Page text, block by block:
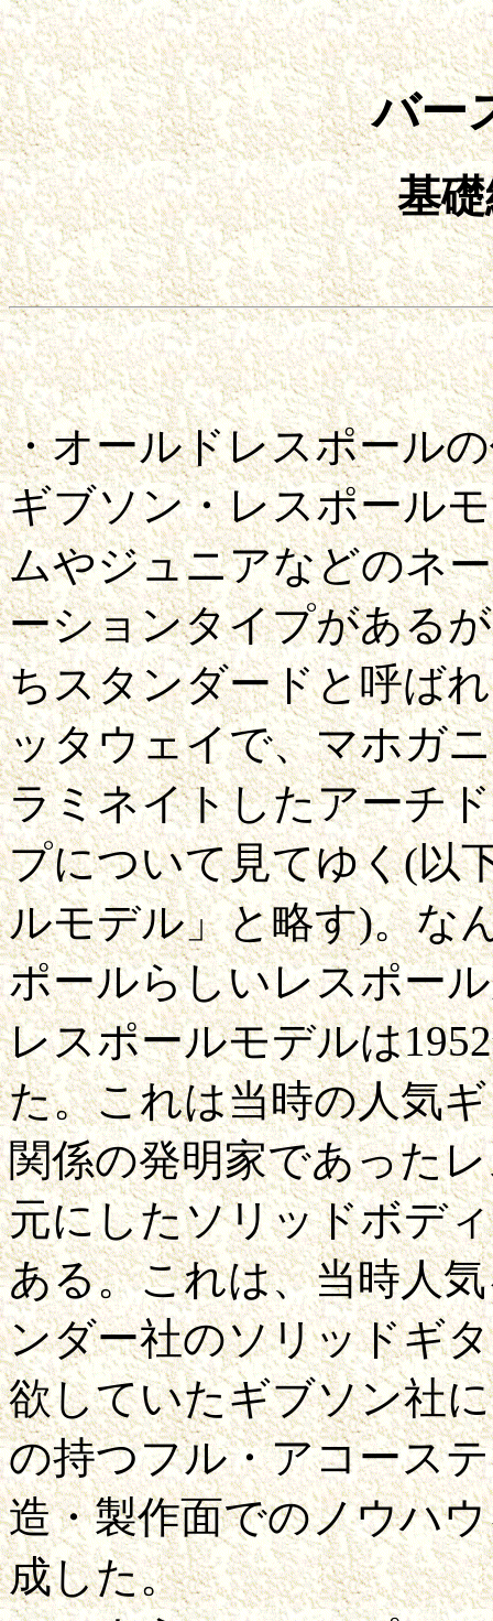
バー
基
・オールドレスポール
ギブソン・レスポール
ムやジュニアなどのネ
ーションタイプがある
ちスタンダードと呼ば
ッタウェイで、マホガ
ラミネイトしたアーチ
プについて見てゆく(以
ルモデル」と略す)。な
ポールらしいレスポー
レスポールモデルは
た。これは当時の人気
関係の発明家であった
元にしたソリッドボデ
ある。これは、当時人
ンダー社のソリッドギ
欲していたギブソン社
の持つフル・アコース
造・製作面でのノウハ
成した。